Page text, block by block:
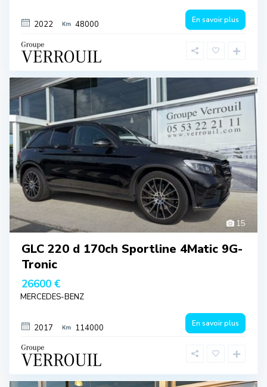
2022 48000 En savoir plus
15
GLC 220 d 170ch Sportline 4Matic 9G-
Tronic
26600 €
MERCEDES-BENZ
2017 114000 En savoir plus